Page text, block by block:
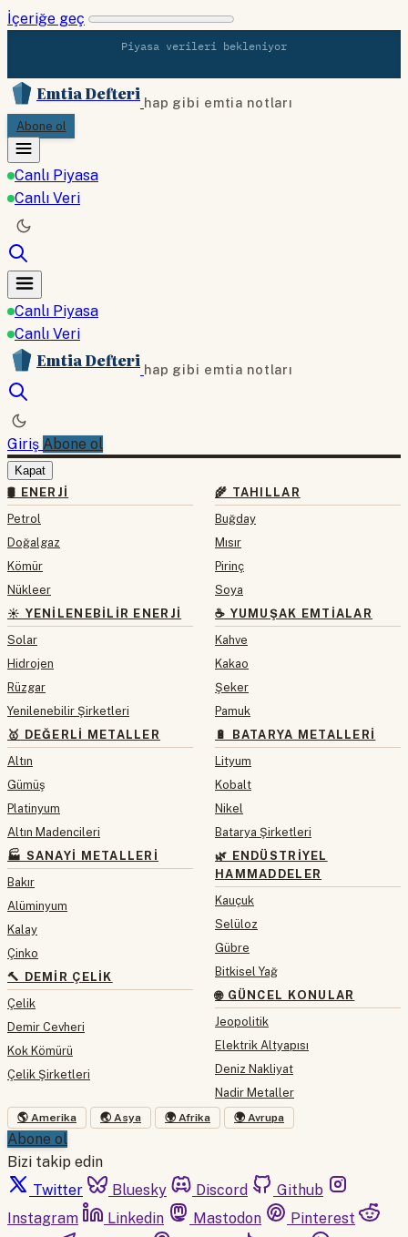
İçeriğe geç
Piyasa verileri bekleniyor
Emtia Defteri hap gibi emtia notları
Abone ol
Canlı Piyasa
Canlı Veri
Canlı Piyasa
Canlı Veri
Emtia Defteri hap gibi emtia notları
Giriş Abone ol
Kapat
🛢 ENERJI
Petrol
Doğalgaz
Kömür
Nükleer
☀️ YENILENEBILIR ENERJI
Solar
Hidrojen
Rüzgar
Yenilenebilir Şirketleri
🥇 DEĞERLI METALLER
Altın
Gümüş
Platinyum
Altın Madencileri
🏭 SANAYI METALLERI
Bakır
Alüminyum
Kalay
Çinko
🔨 DEMIR ÇELIK
Çelik
Demir Cevheri
Kok Kömürü
Çelik Şirketleri
🌾 TAHILLAR
Buğday
Mısır
Pirinç
Soya
☕ YUMUŞAK EMTIALAR
Kahve
Kakao
Şeker
Pamuk
🔋 BATARYA METALLERI
Lityum
Kobalt
Nikel
Batarya Şirketleri
🌿 ENDÜSTRIYEL
HAMMADDELER
Kauçuk
Selüloz
Gübre
Bitkisel Yağ
🌐 GÜNCEL KONULAR
Jeopolitik
Elektrik Altyapısı
Deniz Nakliyat
Nadir Metaller
🌎 Amerika 🌏 Asya 🌍 Afrika 🌍 Avrupa
Abone ol
Bizi takip edin
Twitter
Bluesky Discord
Github
Instagram
Linkedin Mastodon
Pinterest